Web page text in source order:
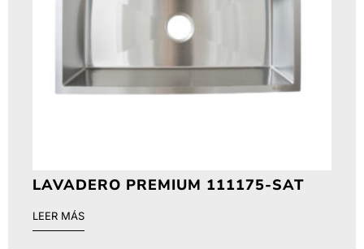
LAVADERO PREMIUM 111175-SAT
LEER MÁS